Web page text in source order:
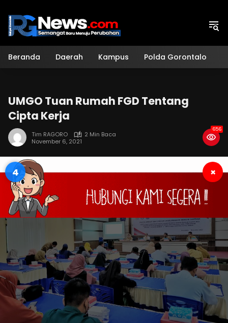
konten
Beranda Daerah Kampus Polda Gorontalo
UMGO Tuan Rumah FGD Tentang
Cipta Kerja
Tim RAGORO
2 Min Baca
November 6, 2021
656
4 ×